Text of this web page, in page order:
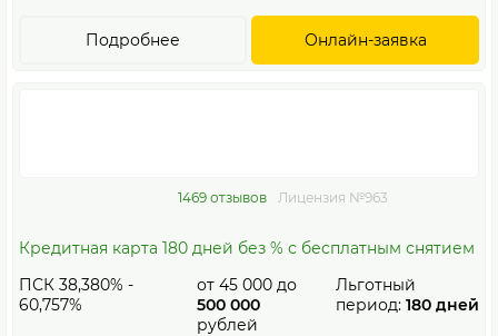
Онлайн-заявка
Подробнее
1469 отзывов Лицензия №963
Кредитная карта 180 дней без % с бесплатным снятием
ПСК 38,380% -
60,757%
от 45 000 до
500 000
рублей
Льготный
период: 180 дней